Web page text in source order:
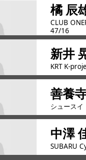
橘 辰
CLUB
47/16
新井
KRT K-
善養
シュースイ
中澤
SUBARU